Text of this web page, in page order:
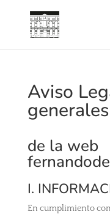
Aviso
de la web
I.
En cumplimiento